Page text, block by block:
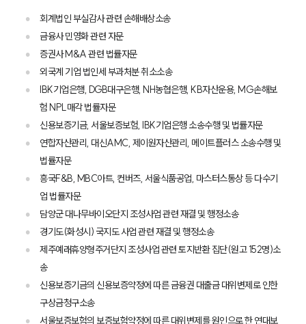
회계법인 부실감사 관련 손해배상소송
금융사 민영화 관련 자문
증권사 M&A 관련 법률자문
외국계 기업 법인세 부과처분 취소소송
IBK기업은행, DGB대구은행, NH농협은행, KB자산운용, MG손해보
험 NPL매각 법률자문
신용보증기금, 서울보증보험, IBK기업은행 소송수행 및 법률자문
연합자산관리, 대신AMC, 제이원자산관리, 메이트플러스 소송수행 및
법률자문
흥국F&B, MBC아트, 컨버즈, 서울식품공업, 마스터스통상 등 다수기
업 법률자문
담양군 대나무바이오단지 조성사업 관련 재결 및 행정소송
경기도(화성시) 국지도 사업 관련 재결 및 행정소송
제주예래휴양형주거단지 조성사업 관련 토지반환 집단(원고 152명)소
송
신용보증기금의 신용보증약정에 따른 금융권 대출금 대위변제로 인한
구상금청구소송
서울보증보험의 보증보험약정에 따른 대위변제를 원인으로 한 연대보